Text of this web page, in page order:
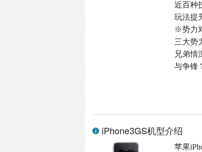
近百种
玩法提
※势力
三大势
兄弟情
与争锋
iPhone3GS机型介绍
苹果